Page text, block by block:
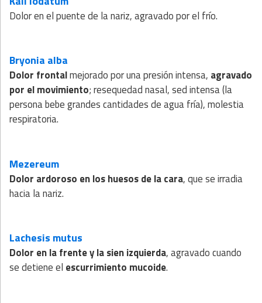
Dolor en el puente de la nariz, agravado por el frío.
Bryonia alba
Dolor frontalmejorado por una presión intensa, agravado
por el movimiento; resequedad nasal, sed intensa (la
persona bebe grandes cantidades de agua fría), molestia
respiratoria.
Mezereum
Dolor ardoroso en los huesos de la cara, que se irradia
hacia la nariz.
Lachesis mutus
Dolor en la frente y la sien izquierda, agravado cuando
se detiene el escurrimiento mucoide.